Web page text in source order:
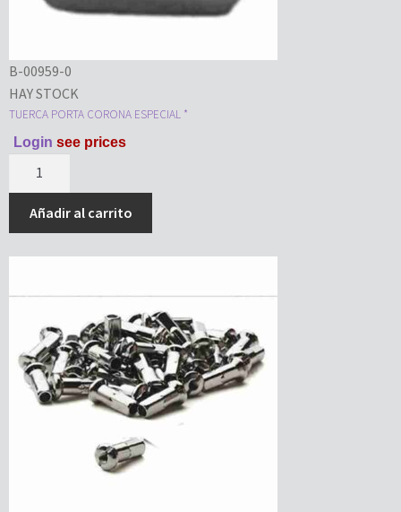
B-00959-0
HAY STOCK
TUERCA PORTA CORONA ESPECIAL *
Login see prices
Añadir al carrito